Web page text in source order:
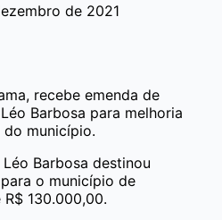
de 2021
recebe emenda de
Barbosa para melhoria
município.
Barbosa destinou
o município de
130.000,00.